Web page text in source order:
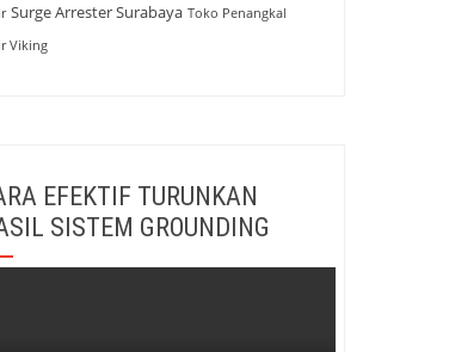
Surge Arrester Surabaya Toko Penangkal
Viking
EFEKTIF TURUNKAN
SISTEM GROUNDING